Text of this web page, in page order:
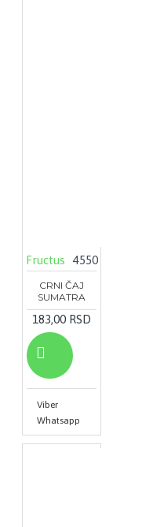
Fructus 4550
CRNI ČAJ
SUMATRA
183,00 RSD
Viber
Whatsapp